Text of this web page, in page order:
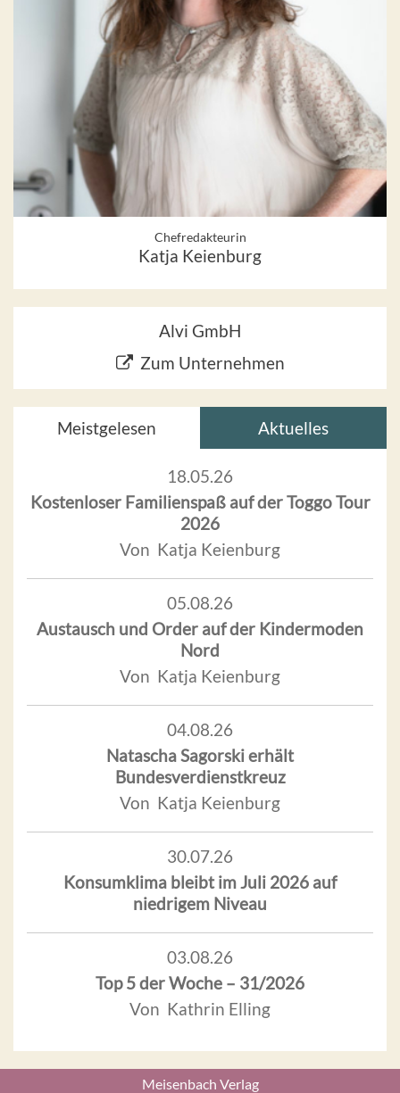
Chefredakteurin
Katja Keienburg
Alvi GmbH
Zum Unternehmen
Meistgelesen Aktuelles
18.05.26
Kostenloser Familienspaß auf der Toggo Tour
2026
Von Katja Keienburg
05.08.26
Austausch und Order auf der Kindermoden
Nord
Von Katja Keienburg
04.08.26
Natascha Sagorski erhält
Bundesverdienstkreuz
Von Katja Keienburg
30.07.26
Konsumklima bleibt im Juli 2026 auf
niedrigem Niveau
03.08.26
Top 5 der Woche – 31/2026
Von Kathrin Elling
Meisenbach Verlag